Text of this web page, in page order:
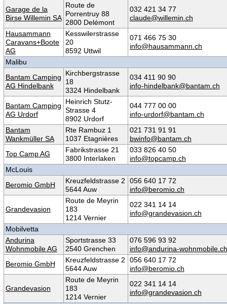
Garage de la
Birse Willemin SA
Route de
Porrentruy 88
2800 Delémont
032 421 34 77
claude@willemin.ch
Hausammann
Caravans+Boote
AG
Kesswilerstrasse
20
8592 Uttwil
071 466 75 30
info@hausammann.ch
Malibu
Bantam Camping
AG Hindelbank
Kirchbergstrasse
18
3324 Hindelbank
034 411 90 90
info-hindelbank@bantam.ch
Bantam Camping
AG Urdorf
Heinrich Stutz-
Strasse 4
8902 Urdorf
044 777 00 00
info-urdorf@bantam.ch
Bantam
Wankmüller SA
Rte Rambuz 1
1037 Etagnières
021 731 91 91
bwinfo@bantam.ch
Top Camp AG
Fabrikstrasse 21
3800 Interlaken
033 826 40 50
info@topcamp.ch
McLouis
Beromio GmbH
Kreuzfeldstrasse 2
5644 Auw
056 640 17 72
info@beromio.ch
Grandevasion
Route de Meyrin
183
1214 Vernier
022 341 14 14
info@grandevasion.ch
Mobilvetta
Andurina
Wohnmobile AG
Sportstrasse 33
2540 Grenchen
076 596 93 92
info@andurina-wohnmobile.ch
Beromio GmbH
Kreuzfeldstrasse 2
5644 Auw
056 640 17 72
info@beromio.ch
Grandevasion
Route de Meyrin
183
1214 Vernier
022 341 14 14
info@grandevasion.ch